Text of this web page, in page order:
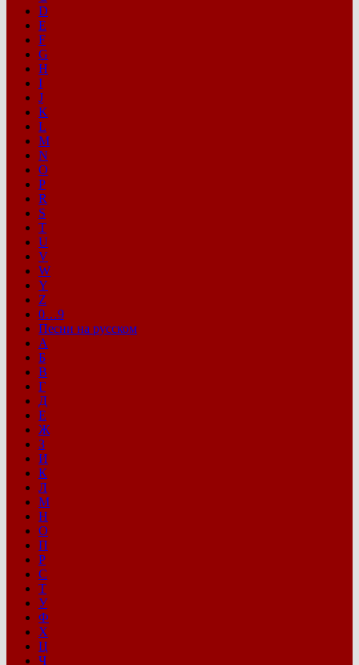
D
E
F
G
H
I
J
K
L
M
N
O
P
R
S
T
U
V
W
Y
Z
0…9
Песни на русском
А
Б
В
Г
Д
Е
Ж
З
И
К
Л
М
Н
О
П
Р
С
Т
У
Ф
Х
Ц
Ч